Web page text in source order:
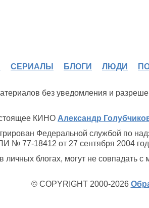
В бой идут одни
СЕРИАЛЫ БЛОГИ ЛЮДИ
без уведомления и
КИНО Александр
Федеральной службой по
№ 77-18412 от 27 сентября 2004
блогах, могут не совпадать с
© COPYRIGHT 2000-2026